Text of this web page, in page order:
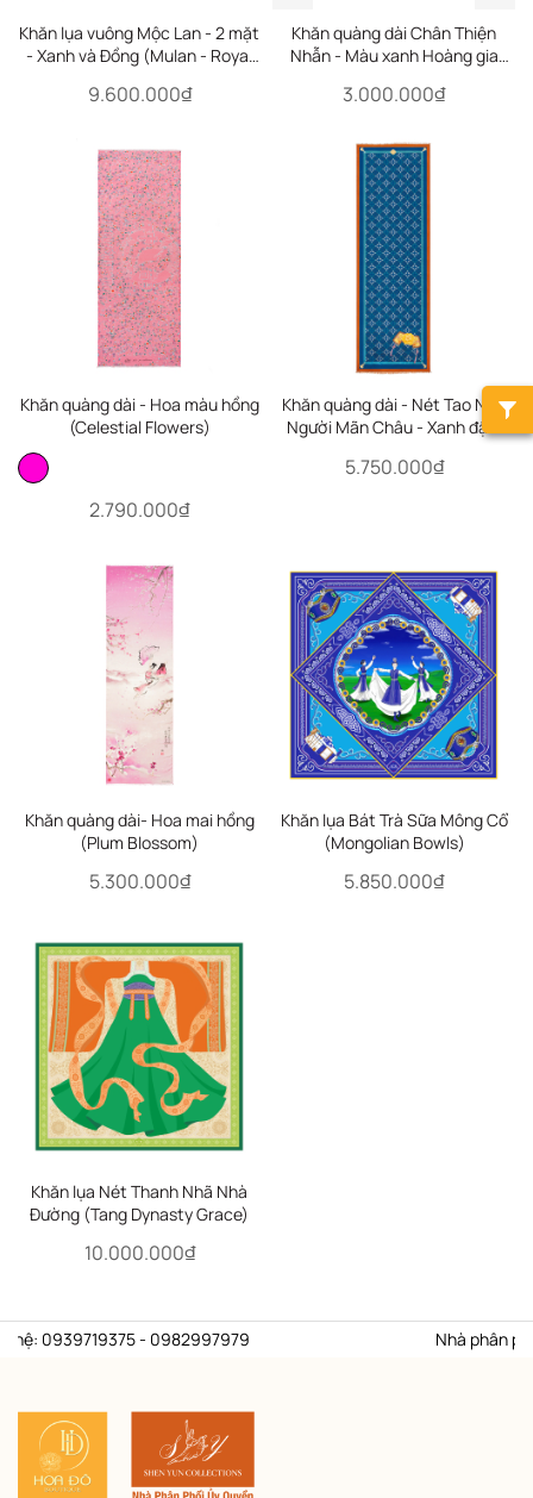
Khăn lụa vuông Mộc Lan - 2 mặt
- Xanh và Đồng (Mulan - Royal
9.600.000₫
Khăn quàng dài Chân Thiện
Nhẫn - Màu xanh Hoàng gia
3.000.000₫
Khăn quàng dài - Hoa màu hồng
(Celestial Flowers)
2.790.000₫
Khăn quàng dài - Nét Tao Nhã
Người Mãn Châu - Xanh đậm
5.750.000₫
Khăn quàng dài- Hoa mai hồng
(Plum Blossom)
5.300.000₫
Khăn lụa Bát Trà Sữa Mông Cổ
(Mongolian Bowls)
5.850.000₫
Khăn lụa Nét Thanh Nhã Nhà
Đường (Tang Dynasty Grace)
10.000.000₫
0939719375 - 0982997979 Nhà phân phối